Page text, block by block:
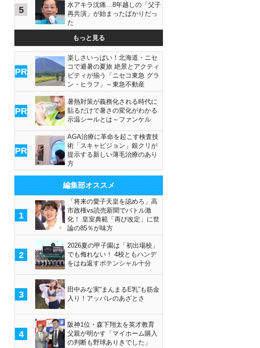
金疑惑解明よりも選挙が最優先（選対本部会議後の森山幹事長と小泉選対委
員長）／（Ｃ）共同通信社
5
水アキラ沈痛…8年越しの「父子
再共演」が始まったばかりだっ
た
もっと見る
PR
楽しさいっぱい！北海道・ニセ
コで避暑の夏旅 絶景とアクティ
ビティが揃う「ニセコ東急 グラ
ン・ヒラフ」～東急不動産
PR
暑熱対策が義務化される時代に
貼るだけで暑さの変化がわかる
示温シールとは～ファンケル
PR
AGA治療に革命を起こす検査技
術「スキャビジョン」銀クリが
提示する新しい薄毛治療のあり
方
編集部オススメ
1
「将来の愛子天皇を認めろ」高
市政権vs読売新聞でバトル激
化！ 皇室典範「再び改定」に世
論の85％が味方
2
2026夏の甲子園は「初出場校」
でも侮れない！ 4校ともハンデ
をはね返すポテンシャル十分
3
田中みな実“まんまるE乳”も筋金
入り！アッパレのあざとさ
4
阪神1位・森下翔太を英才教育
父親が明かす「マイホーム購入
の判断も野球ありきでした」